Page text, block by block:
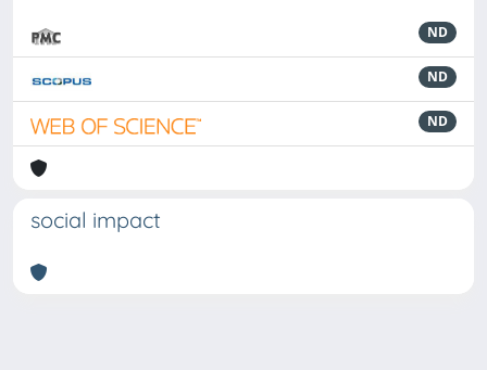
ND
ND
ND
social impact